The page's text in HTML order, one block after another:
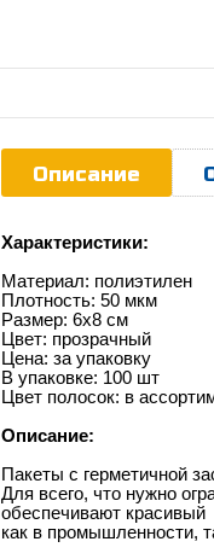
Описание
Характеристики:
Материал: полиэтилен
Плотность: 50 мкм
Размер: 6х8 см
Цвет: прозрачный
Цена: за упаковку
В упаковке: 100 шт
Цвет полосок: в
Описание:
Пакеты с герметичной
Для всего, что нужно
обеспечивают красивый
как в промышленности,